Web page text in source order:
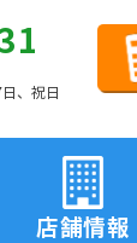
、祝日
店舗情報